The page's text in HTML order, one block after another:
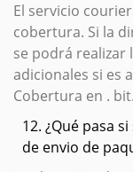
El servicio
cobertura. Si la
se podrá realizar
adicionales si es
Cobertura en .
12. ¿Qué pasa
de envio de